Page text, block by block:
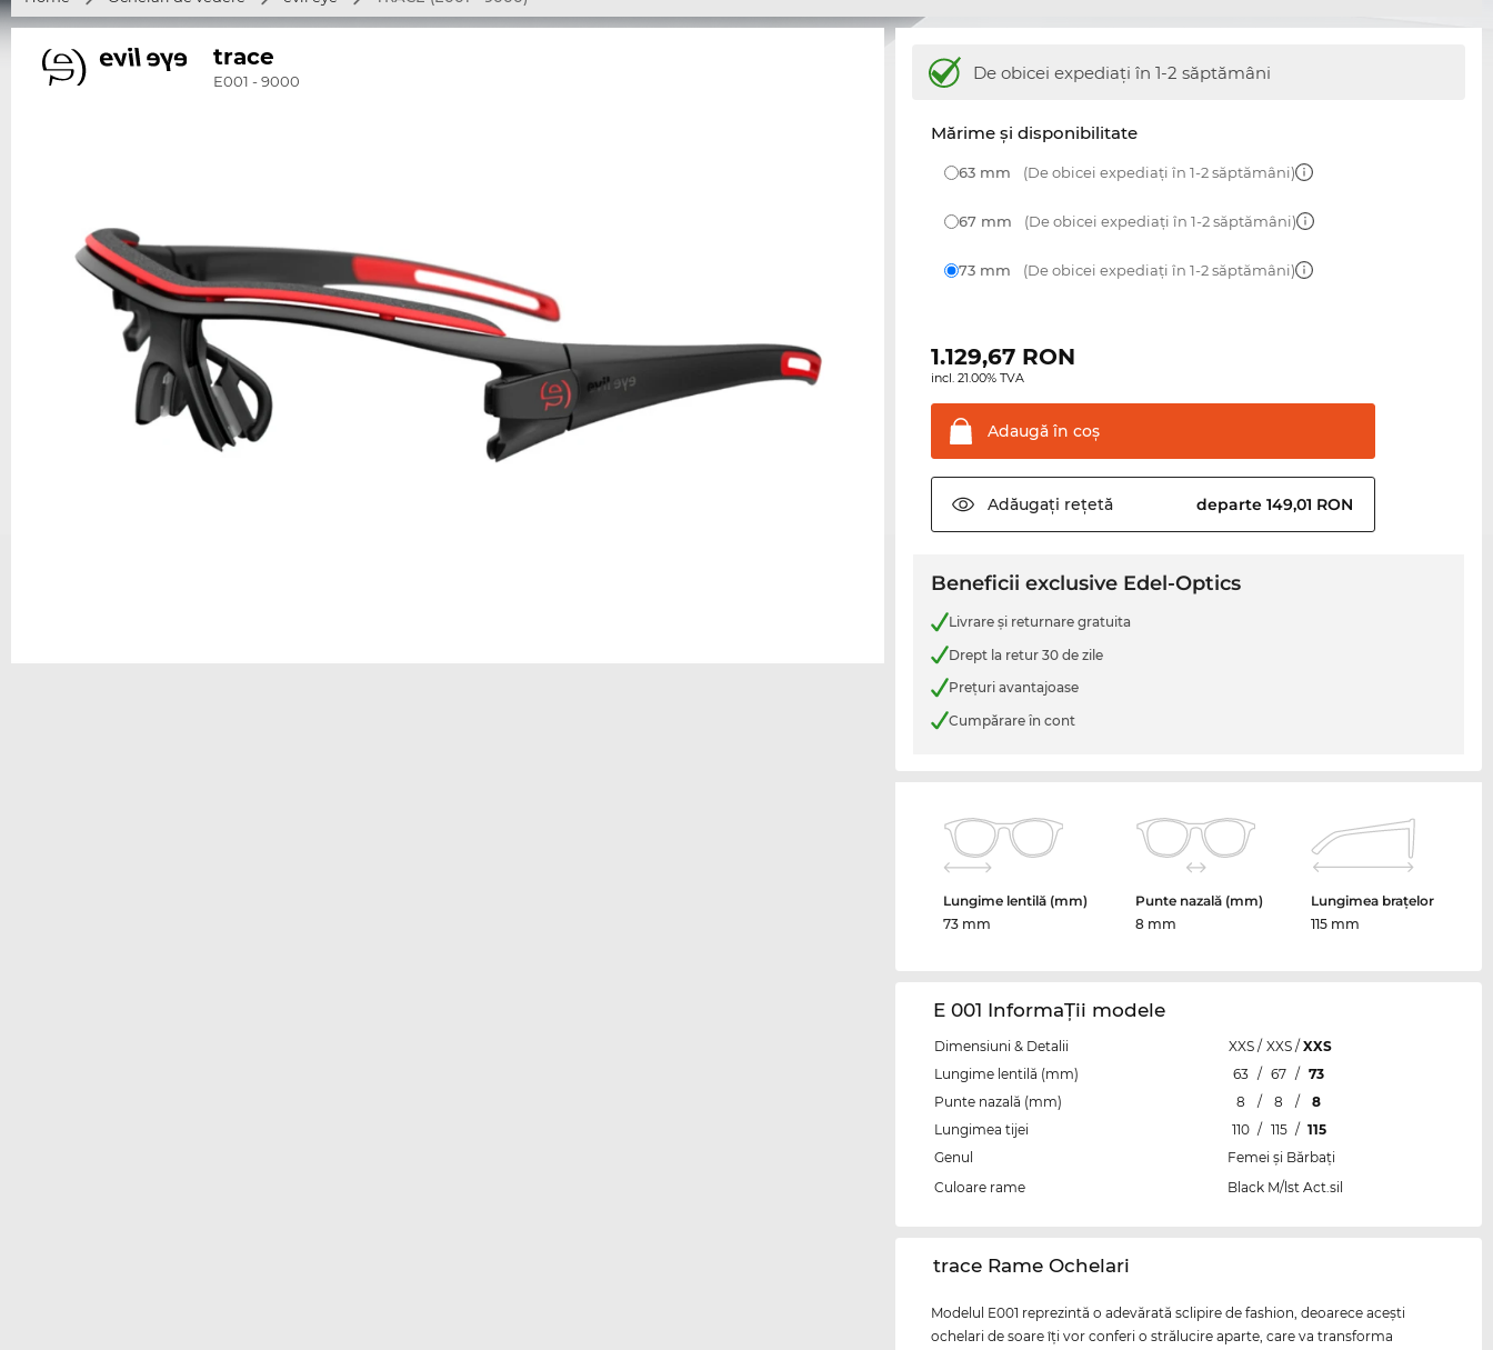
trace
E001 - 9000 De obicei expediați în 1-2 săptămâni
Mărime şi disponibilitate
63 mm (De obicei expediați în 1-2 săptămâni)
67 mm (De obicei expediați în 1-2 săptămâni)
73 mm (De obicei expediați în 1-2 săptămâni)
1.129,67 RON
incl. 21.00% TVA
Adaugă în coş
Adăugați rețetă departe 149,01 RON
Beneficii exclusive Edel-Optics
Livrare şi returnare gratuita
Drept la retur 30 de zile
Preţuri avantajoase
Cumpărare în cont
Lungime lentilă (mm)
73 mm
Punte nazală (mm)
8 mm
Lungimea brațelor
115 mm
E 001 InformaŢii modele
Dimensiuni & Detalii XXS / XXS / XXS
Lungime lentilă (mm)
63 / 67 / 73
Punte nazală (mm)
8 / 8 /
8
Lungimea tijei
110 / 115 / 115
Genul
Femei şi Bărbaţi
Culoare rame
Black M/lst Act.sil
‌trace Rame Ochelari
Modelul E001 reprezintă o adevărată sclipire de fashion, deoarece aceşti
ochelari de soare îţi vor conferi o strălucire aparte, care va transforma